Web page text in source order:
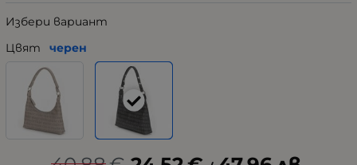
Избери вариант
Цвят
черен